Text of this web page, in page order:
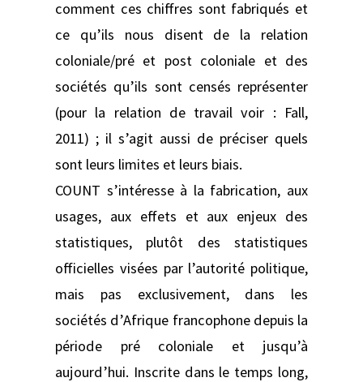
comment ces chiffres sont fabriqués et
ce qu’ils nous disent de la relation
coloniale/pré et post coloniale et des
sociétés qu’ils sont censés représenter
(pour la relation de travail voir : Fall,
2011) ; il s’agit aussi de préciser quels
sont leurs limites et leurs biais.
COUNT s’intéresse à la fabrication, aux
usages, aux effets et aux enjeux des
statistiques, plutôt des statistiques
officielles visées par l’autorité politique,
mais pas exclusivement, dans les
sociétés d’Afrique francophone depuis la
période pré coloniale et jusqu’à
aujourd’hui. Inscrite dans le temps long,